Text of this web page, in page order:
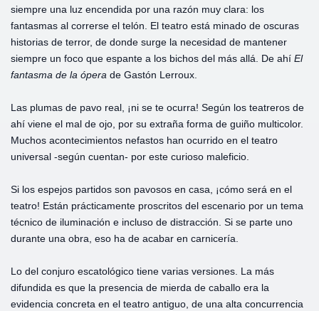
siempre una luz encendida por una razón muy clara: los
fantasmas al correrse el telón. El teatro está minado de oscuras
historias de terror, de donde surge la necesidad de mantener
siempre un foco que espante a los bichos del más allá. De ahí El
fantasma de la ópera de Gastón Lerroux.
Las plumas de pavo real, ¡ni se te ocurra! Según los teatreros de
ahí viene el mal de ojo, por su extraña forma de guiño multicolor.
Muchos acontecimientos nefastos han ocurrido en el teatro
universal -según cuentan- por este curioso maleficio.
Si los espejos partidos son pavosos en casa, ¡cómo será en el
teatro! Están prácticamente proscritos del escenario por un tema
técnico de iluminación e incluso de distracción. Si se parte uno
durante una obra, eso ha de acabar en carnicería.
Lo del conjuro escatológico tiene varias versiones. La más
difundida es que la presencia de mierda de caballo era la
evidencia concreta en el teatro antiguo, de una alta concurrencia